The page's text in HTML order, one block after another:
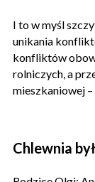
I to w myśl
unikania
konfliktów
rolniczych, a
mieszkaniowej
Chlewnia